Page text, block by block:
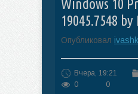
Windows 10
19045.7548
Опубликовал
Вчера, 19:21
0
0